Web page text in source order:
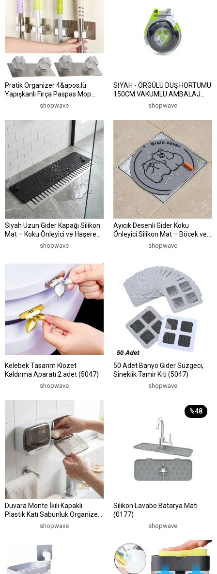
Pratik Organizer 4&apos;lü
Yapışkanlı Fırça Paspas Mop
Fırça Sabitleyici Ergonomik Alet
shopwave
SİYAH - ÖRGÜLÜ DUŞ HORTUMU
150CM VAKUMLU AMBALAJ
shopwave
Siyah Uzun Gider Kapağı Silikon
Mat – Koku Önleyici ve Haşere
Engelleyici Gider Koruyucu
shopwave
Ayıcık Desenli Gider Koku
Önleyici Silikon Mat – Böcek ve
Kötü Koku Engelleyici Lavabo
Gider Kapağı (5047)
shopwave
Kelebek Tasarım Klozet
Kaldırma Aparatı 2 adet (5047)
shopwave
50 Adet Banyo Gider Süzgeci,
Sineklik Tamir Kiti (5047)
shopwave
Duvara Monte İkili Kapaklı
Plastik Katı Sabunluk Organizer
– Banyo &amp;amp; Mutfak İçin
Yapışkanlı Sabun Kutusu ve
shopwave
%48
Silikon Lavabo Batarya Matı
(0177)
shopwave